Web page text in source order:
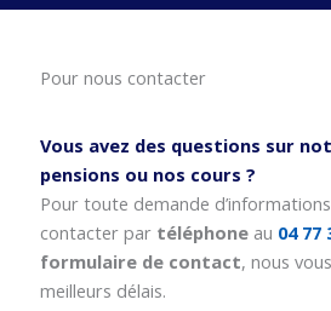
Pour nous contacter
Vous avez des questions sur
pensions ou nos cours ?
Pour toute demande
contacter par téléphoneau 04 77
formulaire de contact, nous
meilleurs délais.